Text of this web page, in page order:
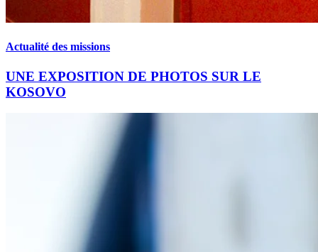
Actualité des missions
UNE EXPOSITION DE PHOTOS SUR LE
KOSOVO